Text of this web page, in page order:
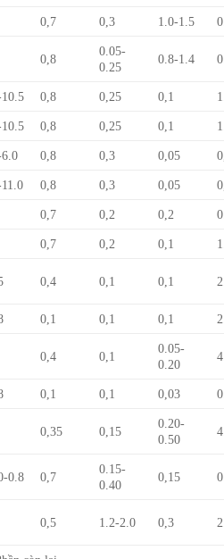
0,7 0,3 1.0-1.5
0,8
0.05-
0.25
0.8-1.4
0,8 0,25 0,1
0,8 0,25 0,1
0,8 0,3 0,05
0,8 0,3 0,05
0,7 0,2 0,2
0,7 0,2 0,1
0,4 0,1 0,1
0,1 0,1 0,1
0,4 0,1
0.05-
0.20
0,1 0,1 0,03
0,35 0,15
0.20-
0.50
0.8 0,7
0.15-
0.40
0,15
0,5 1.2-2.0 0,3